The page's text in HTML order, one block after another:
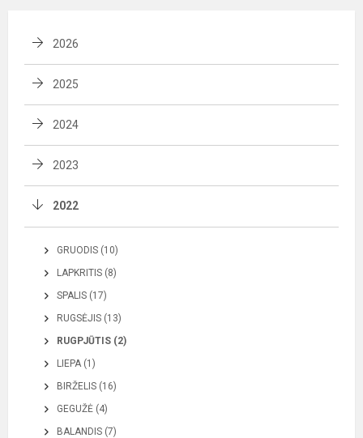
2026
2025
2024
2023
2022
GRUODIS (10)
LAPKRITIS (8)
SPALIS (17)
RUGSĖJIS (13)
RUGPJŪTIS (2)
LIEPA (1)
BIRŽELIS (16)
GEGUŽĖ (4)
BALANDIS (7)